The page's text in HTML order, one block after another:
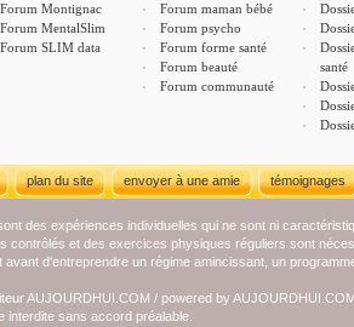
Forum Montignac
Forum MentalSlim
Forum SLIM data
Forum maman bébé
Forum psycho
Forum forme santé
Forum beauté
Forum communauté
santé
plan du site envoyer à une amie témoignages
des expériences individuelles qui ne sont ni
contrôlés et des exercices physiques réguliers sont
d'entreprendre un régime amincissant, un
AUJOURDHUI.COM / powered by AUJOURDHUI.COM
interdite sans accord préalable.